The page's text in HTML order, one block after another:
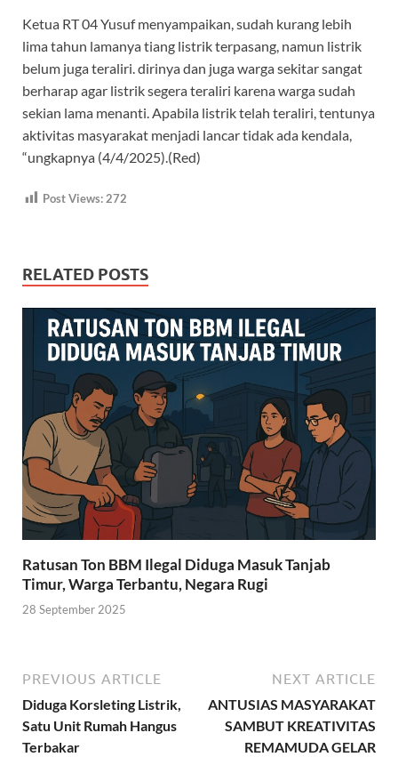
Ketua RT 04 Yusuf menyampaikan, sudah kurang lebih
lima tahun lamanya tiang listrik terpasang, namun listrik
belum juga teraliri. dirinya dan juga warga sekitar sangat
berharap agar listrik segera teraliri karena warga sudah
sekian lama menanti. Apabila listrik telah teraliri, tentunya
aktivitas masyarakat menjadi lancar tidak ada kendala,
“ungkapnya (4/4/2025).(Red)
Post Views: 272
RELATED POSTS
Ratusan Ton BBM Ilegal Diduga Masuk Tanjab
Timur, Warga Terbantu, Negara Rugi
28 September 2025
PREVIOUS ARTICLE
Diduga Korsleting Listrik,
Satu Unit Rumah Hangus
Terbakar
NEXT ARTICLE
ANTUSIAS MASYARAKAT
SAMBUT KREATIVITAS
REMAMUDA GELAR